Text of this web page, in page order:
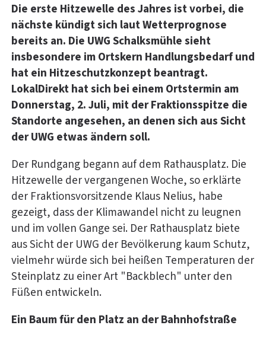
Die erste Hitzewelle des Jahres ist vorbei, die
nächste kündigt sich laut Wetterprognose
bereits an. Die UWG Schalksmühle sieht
insbesondere im Ortskern Handlungsbedarf und
hat ein Hitzeschutzkonzept beantragt.
LokalDirekt hat sich bei einem Ortstermin am
Donnerstag, 2. Juli, mit der Fraktionsspitze die
Standorte angesehen, an denen sich aus Sicht
der UWG etwas ändern soll.
Der Rundgang begann auf dem Rathausplatz. Die
Hitzewelle der vergangenen Woche, so erklärte
der Fraktionsvorsitzende Klaus Nelius, habe
gezeigt, dass der Klimawandel nicht zu leugnen
und im vollen Gange sei. Der Rathausplatz biete
aus Sicht der UWG der Bevölkerung kaum Schutz,
vielmehr würde sich bei heißen Temperaturen der
Steinplatz zu einer Art "Backblech" unter den
Füßen entwickeln.
Ein Baum für den Platz an der Bahnhofstraße